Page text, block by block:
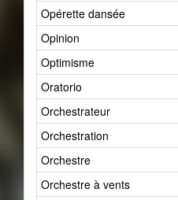
Opérette dansée
Opinion
Optimisme
Oratorio
Orchestrateur
Orchestration
Orchestre
Orchestre à vents